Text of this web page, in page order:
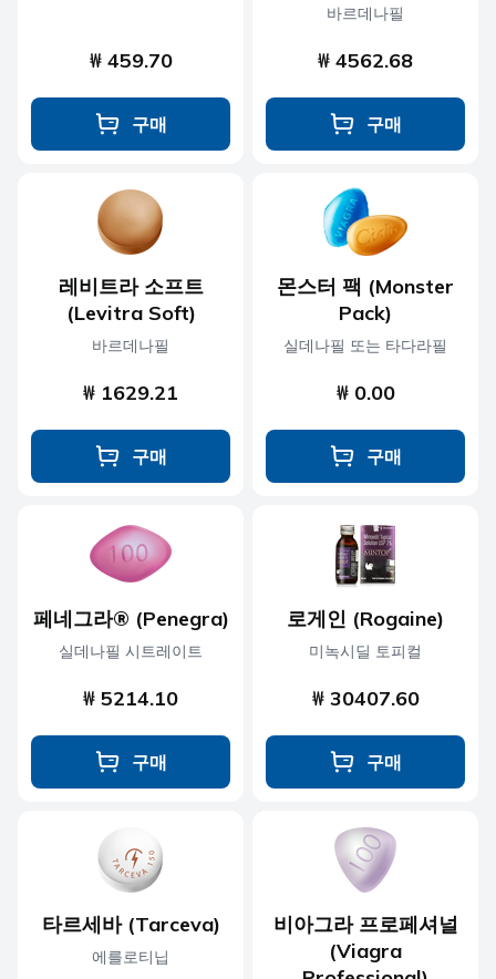
₩ 459.70
구매
바르데나필
₩ 4562.68
구매
레비트라 소프트
(Levitra Soft)
바르데나필
₩ 1629.21
구매
몬스터 팩 (Monster
Pack)
실데나필 또는 타다라필
₩ 0.00
구매
페네그라® (Penegra)
실데나필 시트레이트
₩ 5214.10
구매
로게인 (Rogaine)
미녹시딜 토피컬
₩ 30407.60
구매
타르세바 (Tarceva)
에를로티닙
비아그라 프로페셔널
(Viagra